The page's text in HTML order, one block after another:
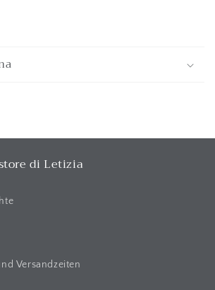
di Letizia
Versandzeiten